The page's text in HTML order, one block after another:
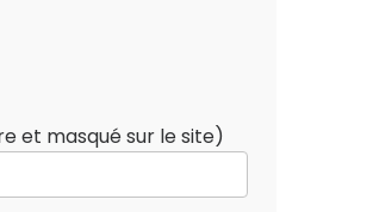
et masqué sur le site)